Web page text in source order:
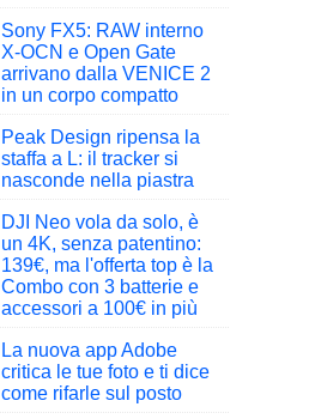
Sony FX5: RAW interno
X-OCN e Open Gate
arrivano dalla VENICE 2
in un corpo compatto
Peak Design ripensa la
staffa a L: il tracker si
nasconde nella piastra
DJI Neo vola da solo, è
un 4K, senza patentino:
139€, ma l'offerta top è la
Combo con 3 batterie e
accessori a 100€ in più
La nuova app Adobe
critica le tue foto e ti dice
come rifarle sul posto